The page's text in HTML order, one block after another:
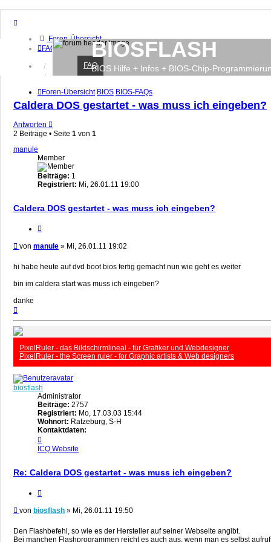
Foren-Übersicht
FAQ
Anmelden
Registrieren
BIOSFLASH
BIOS Hilfe + Infos + BIOS-Chip-
FAQ
Foren-Übersicht BIOS BIOS-FAQs
Caldera DOS gestartet - was muss ich eingeben?
Antworten
2 Beiträge • Seite 1 von 1
manule
Member
Beiträge: 1
Registriert: Mi, 26.01.11 19:00
Caldera DOS gestartet - was muss ich eingeben?
Beitrag
von manule » Mi, 26.01.11 19:02
hi habe heute auf dvd boot bios fertig gemacht nun wie geht es weiter
bin im caldera start was muss ich eingeben?
danke
oben
PixelRuler - das Bildschirmlineal - für Grafiker und Webdesigner
PixelRuler - the Screen ruler - for Graphic artists & Web designers
biosflash
Administrator
Beiträge: 2757
Registriert: Mo, 17.03.03 15:44
Wohnort: Ratzeburg, S-H
Kontaktdaten:
von
biosflash
ICQ Website
Re: Caldera DOS gestartet - was muss ich eingeben?
Beitrag
von biosflash » Mi, 26.01.11 19:50
Den Flashbefehl, so wie es der Hersteller auf seiner Webseite angibt.
Bei manchen Flashprogrammen reicht es auch aus, wenn man es selbst